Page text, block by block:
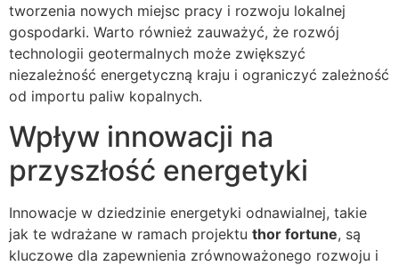
tworzenia nowych miejsc pracy i rozwoju lokalnej
gospodarki. Warto również zauważyć, że rozwój
technologii geotermalnych może zwiększyć
niezależność energetyczną kraju i ograniczyć zależność
od importu paliw kopalnych.
Wpływ innowacji na
przyszłość energetyki
Innowacje w dziedzinie energetyki odnawialnej, takie
jak te wdrażane w ramach projektu thor fortune, są
kluczowe dla zapewnienia zrównoważonego rozwoju i